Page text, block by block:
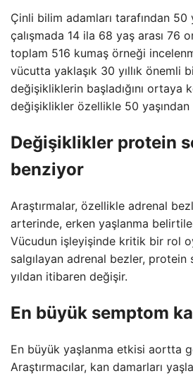
Çinli bilim adamları tarafından 50
çalışmada 14 ila 68 yaş arası 76
toplam 516 kumaş örneği
vücutta yaklaşık 30 yıllık önemli
değişikliklerin başladığını ortaya
değişiklikler özellikle 50 yaşından
Değişiklikler protein
benziyor
Araştırmalar, özellikle adrenal
arterinde, erken yaşlanma
Vücudun işleyişinde kritik bir rol
salgılayan adrenal bezler,
yıldan itibaren değişir.
En büyük semptom
En büyük yaşlanma etkisi aortta
Araştırmacılar, kan damarları